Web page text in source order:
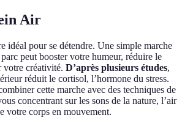
Air
idéal pour se détendre. Une simple marche
peut booster votre humeur, réduire le
votre créativité. D’après plusieurs études,
réduit le cortisol, l’hormone du stress.
cette marche avec des techniques de
concentrant sur les sons de la nature, l’air
votre corps en mouvement.